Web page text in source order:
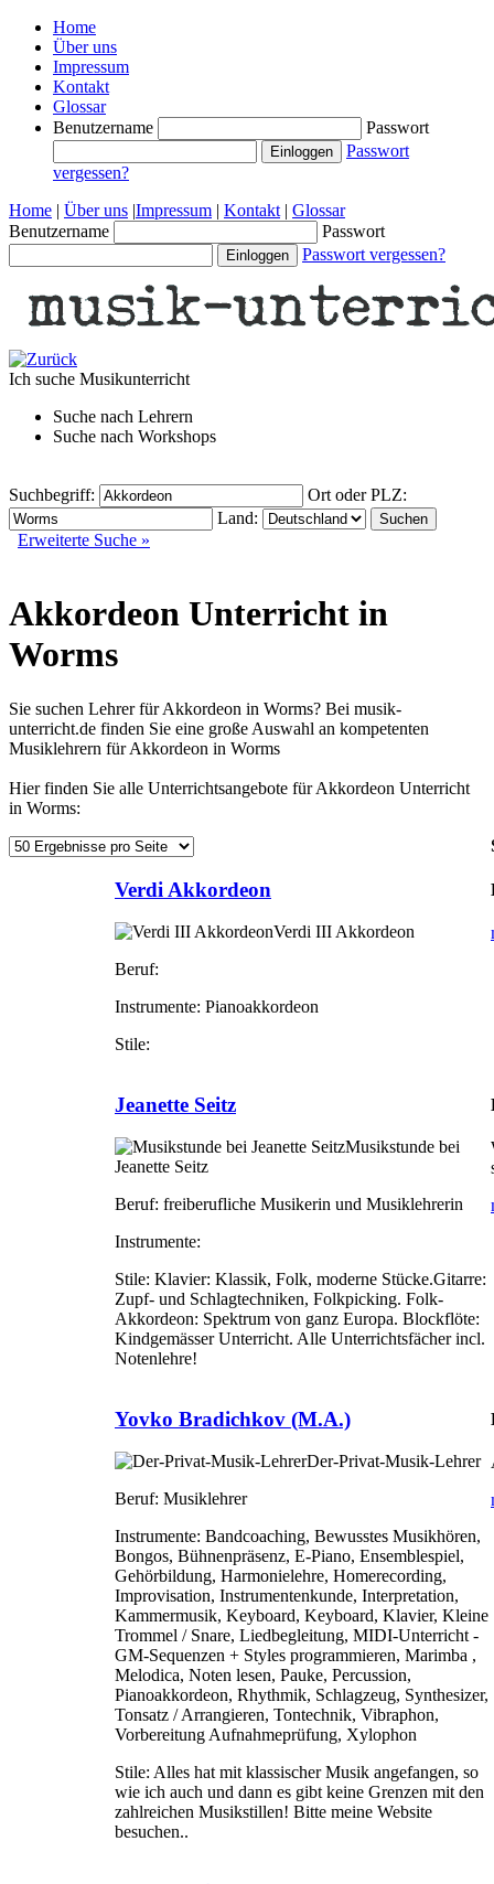
Home
Über uns
Impressum
Kontakt
Glossar
Benutzername
Passwort
Passwort
vergessen?
Home | Über uns |Impressum | Kontakt | Glossar
Benutzername
Passwort
Passwort vergessen?
Ich suche Musikunterricht
Suche nach Lehrern
Suche nach Workshops
Suchbegriff:
Ort oder PLZ:
Land:
Erweiterte Suche »
Akkordeon Unterricht in
Worms
Sie suchen Lehrer für Akkordeon in Worms? Bei musik-
unterricht.de finden Sie eine große Auswahl an kompetenten
Musiklehrern für Akkordeon in Worms
Hier finden Sie alle Unterrichtsangebote für Akkordeon Unterricht
in Worms:
Verdi Akkordeon
Verdi III Akkordeon
Beruf:
Instrumente: Pianoakkordeon
Stile:
Jeanette Seitz
Musikstunde bei
Jeanette Seitz
Beruf: freiberufliche Musikerin und Musiklehrerin
Instrumente:
Stile: Klavier: Klassik, Folk, moderne Stücke.Gitarre:
Zupf- und Schlagtechniken, Folkpicking. Folk-
Akkordeon: Spektrum von ganz Europa. Blockflöte:
Kindgemässer Unterricht. Alle Unterrichtsfächer incl.
Notenlehre!
Yovko Bradichkov (M.A.)
Der-Privat-Musik-Lehrer
Beruf: Musiklehrer
Instrumente: Bandcoaching, Bewusstes Musikhören,
Bongos, Bühnenpräsenz, E-Piano, Ensemblespiel,
Gehörbildung, Harmonielehre, Homerecording,
Improvisation, Instrumentenkunde, Interpretation,
Kammermusik, Keyboard, Keyboard, Klavier, Kleine
Trommel / Snare, Liedbegleitung, MIDI-Unterricht -
GM-Sequenzen + Styles programmieren, Marimba ,
Melodica, Noten lesen, Pauke, Percussion,
Pianoakkordeon, Rhythmik, Schlagzeug, Synthesizer,
Tonsatz / Arrangieren, Tontechnik, Vibraphon,
Vorbereitung Aufnahmeprüfung, Xylophon
Stile: Alles hat mit klassischer Musik angefangen, so
wie ich auch und dann es gibt keine Grenzen mit den
zahlreichen Musikstillen! Bitte meine Website
besuchen..